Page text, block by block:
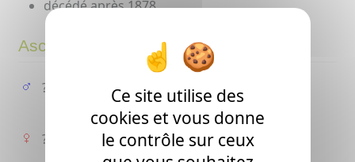
décédé après 1878
Ascendance
?
?
Ce site utilise des
cookies et vous donne
le contrôle sur ceux